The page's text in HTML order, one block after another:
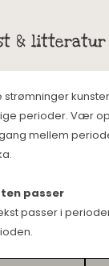
& litteratur
strømninger
perioder. Vær
mellem
passer
passer i